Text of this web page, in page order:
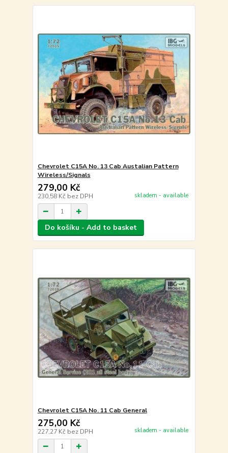
Chevrolet C15A No. 13 Cab Austalian Pattern
Wireless/Signals
279,00 Kč
230,58 Kč bez DPH skladem - available
Do košíku - Add to basket
Chevrolet C15A No. 11 Cab General
275,00 Kč
227,27 Kč bez DPH skladem - available